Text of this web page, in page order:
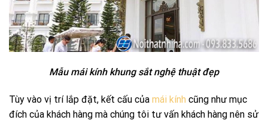
Mẫu mái kính khung sắt nghệ thuật đẹp
Tùy vào vị trí lắp đặt, kết cấu của mái kính cũng như mục
đích của khách hàng mà chúng tôi tư vấn khách hàng nên sử